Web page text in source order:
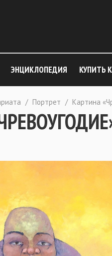
ЭНЦИКЛОПЕДИЯ КУПИТЬ
/ Портрет / Картина